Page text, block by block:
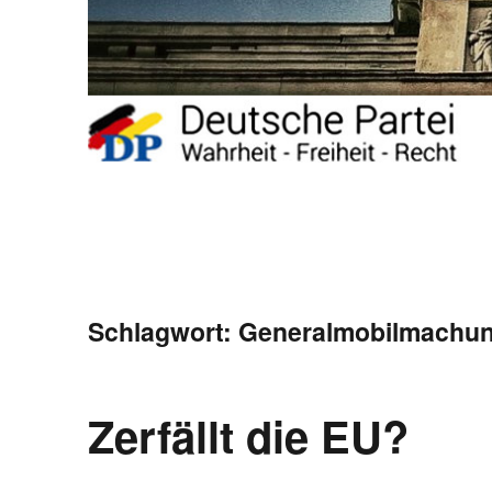
Schlagwort:
Zerfällt die EU?